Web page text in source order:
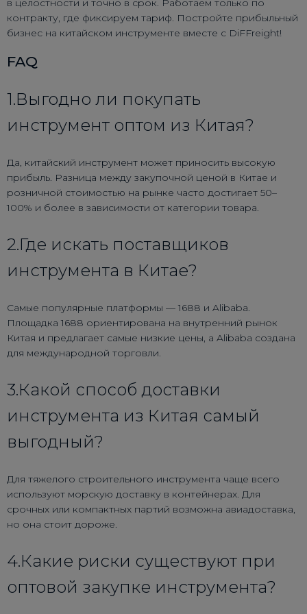
в целостности и точно в срок. Работаем только по
контракту, где фиксируем тариф. Постройте прибыльный
бизнес на китайском инструменте вместе с DiFFreight!
FAQ
1.Выгодно ли покупать
инструмент оптом из Китая?
Да, китайский инструмент может приносить высокую
прибыль. Разница между закупочной ценой в Китае и
розничной стоимостью на рынке часто достигает 50–
100% и более в зависимости от категории товара.
2.Где искать поставщиков
инструмента в Китае?
Самые популярные платформы — 1688 и Alibaba.
Площадка 1688 ориентирована на внутренний рынок
Китая и предлагает самые низкие цены, а Alibaba создана
для международной торговли.
3.Какой способ доставки
инструмента из Китая самый
выгодный?
Для тяжелого строительного инструмента чаще всего
используют морскую доставку в контейнерах. Для
срочных или компактных партий возможна авиадоставка,
но она стоит дороже.
4.Какие риски существуют при
оптовой закупке инструмента?